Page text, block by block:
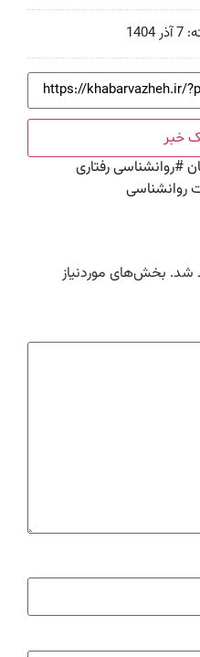
7 آذر 1404
خبر
#روانشناسی رفتاری
روانشناسی
شد. بخش‌های موردنیاز